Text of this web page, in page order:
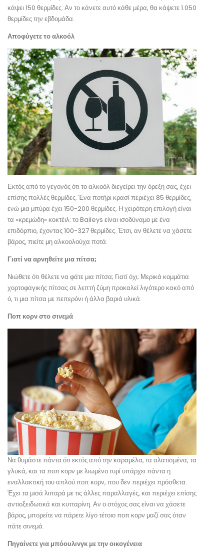
κάψει 150 θερμίδες. Αν το κάνετε αυτό κάθε μέρα, θα κάψετε 1.050
θερμίδες την εβδομάδα.
Αποφύγετε το αλκοόλ
Εκτός από το γεγονός ότι το αλκοόλ διεγείρει την όρεξη σας, έχει
επίσης πολλές θερμίδες. Ένα ποτήρι κρασί περιέχει 85 θερμίδες,
ενώ μια μπύρα έχει 150-200 θερμίδες. Η χειρότερη επιλογή είναι
τα «κρεμώδη» κοκτέιλ: το Baileys είναι ισοδύναμο με ένα
επιδόρπιο, έχοντας 100-327 θερμίδες. Έτσι, αν θέλετε να χάσετε
βάρος, πιείτε μη αλκοολούχα ποτά.
Γιατί να αρνηθείτε μια πίτσα;
Νιώθετε ότι θέλετε να φάτε μια πίτσα; Γιατί όχι; Μερικά κομμάτια
χορτοφαγικής πίτσας σε λεπτή ζύμη προκαλεί λιγότερο κακό από
ό, τι μια πίτσα με πεπερόνι ή άλλα βαριά υλικά.
Ποπ κορν στο σινεμά
Να θυμάστε πάντα ότι εκτός από την καραμέλα, τα αλατισμένα, τα
γλυκά, και τα ποπ κορν με λιωμένο τυρί υπάρχει πάντα η
εναλλακτική του απλού ποπ κορν, που δεν περιέχει πρόσθετα.
Έχει τα μισά λιπαρά με τις άλλες παραλλαγές, και περιέχει επίσης
αντιοξειδωτικά και κυτταρίνη. Αν ο στόχος σας είναι να χάσετε
βάρος, μπορείτε να πάρετε λίγο τέτοιο ποπ κορν μαζί σας όταν
πάτε σινεμά.
Πηγαίνετε για μπόουλινγκ με την οικογένεια